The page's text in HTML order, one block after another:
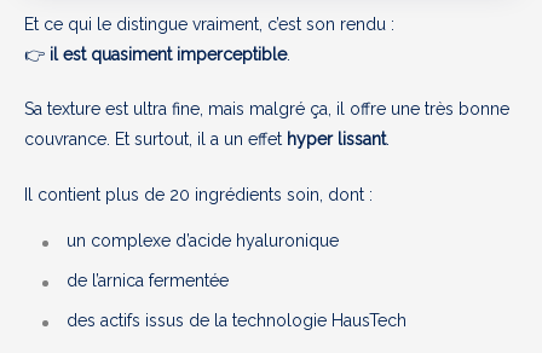
Et ce qui le distingue vraiment, c’est son rendu :
👉 il est quasiment imperceptible.
Sa texture est ultra fine, mais malgré ça, il offre une très bonne
couvrance. Et surtout, il a un effet hyper lissant.
Il contient plus de 20 ingrédients soin, dont :
un complexe d’acide hyaluronique
de l’arnica fermentée
des actifs issus de la technologie HausTech